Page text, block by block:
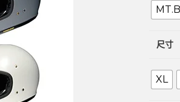
尺寸
XL